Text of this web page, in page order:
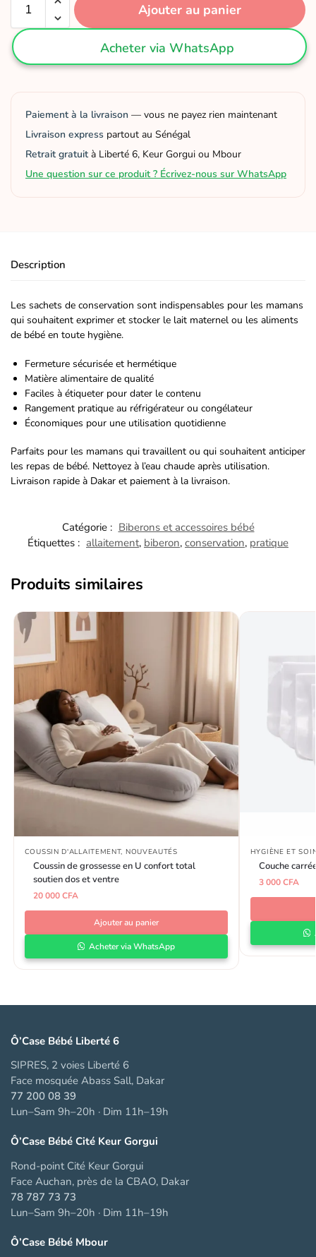
Ajouter au panier
Acheter via WhatsApp
Paiement à la livraison — vous ne payez rien maintenant
Livraison express partout au Sénégal
Retrait gratuità Liberté 6, Keur Gorgui ou Mbour
Une question sur ce produit ? Écrivez-nous sur WhatsApp
Description
Les sachets de conservation sont indispensables pour les mamans
qui souhaitent exprimer et stocker le lait maternel ou les aliments
de bébé en toute hygiène.
Fermeture sécurisée et hermétique
Matière alimentaire de qualité
Faciles à étiqueter pour dater le contenu
Rangement pratique au réfrigérateur ou congélateur
Économiques pour une utilisation quotidienne
Parfaits pour les mamans qui travaillent ou qui souhaitent anticiper
les repas de bébé. Nettoyez à l’eau chaude après utilisation.
Livraison rapide à Dakar et paiement à la livraison.
Catégorie : Biberons et accessoires bébé
Étiquettes : allaitement, biberon, conservation, pratique
Produits similaires
COUSSIN D'ALLAITEMENT, NOUVEAUTÉS
Coussin de grossesse en U confort total
soutien dos et ventre
20 000CFA
Ajouter au panier
Acheter via WhatsApp
HYGIÈNE ET
Couche
3 000CFA
Ô’Case Bébé Liberté 6
SIPRES, 2 voies Liberté 6
Face mosquée Abass Sall, Dakar
77 200 08 39
Lun–Sam 9h–20h · Dim 11h–19h
Ô’Case Bébé Cité Keur Gorgui
Rond-point Cité Keur Gorgui
Face Auchan, près de la CBAO, Dakar
78 787 73 73
Lun–Sam 9h–20h · Dim 11h–19h
Ô’Case Bébé Mbour